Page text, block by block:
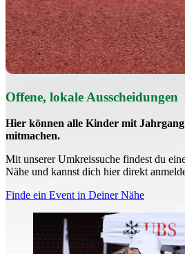
Offene, lokale Aus­schei­dungen
Hier können alle Kinder mit
mitmachen.
Mit un­se­rer Um­kreis­su­che findest du
Nähe und kannst dich hier direkt
Finde ein Event in Deiner Nähe